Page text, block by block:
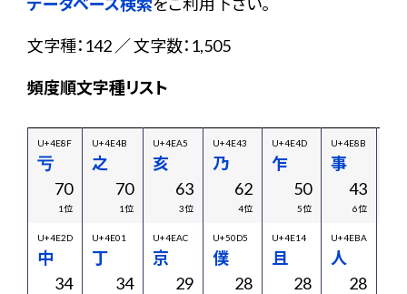
文字種：142 ／ 文字数：1,505
頻度順文字種リスト
U+4E8F
亏
70
1位
U+4E4B
之
70
1位
U+4EA5
亥
63
3位
U+4E43
乃
62
4位
U+4E4D
乍
50
5位
U+4E8B
事
43
6位
U+4E2D
中
34
U+4E01
丁
34
U+4EAC
京
29
U+50D5
僕
28
U+4E14
且
28
U+4EBA
人
28